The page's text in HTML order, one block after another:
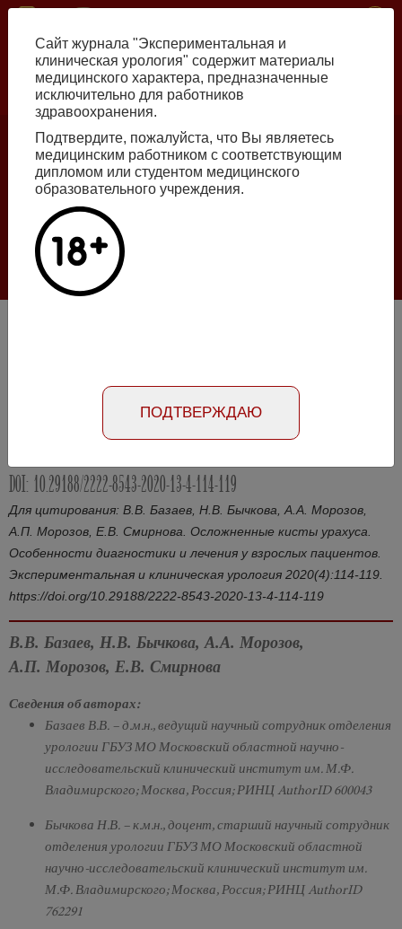
Перейти
основному
содержанию
Номер №2, 2026
Галлюцинации больших языковых моделей
в клинической урологии
Номер №4, 2020- стр. 114-119
Абстракт на русском языке
Абстракт на английском языке
DOI: 10.29188/2222-8543-2020-13-4-114-119
Для цитирования: В.В. Базаев, Н.В. Бычкова, А.А. Морозов,
А.П. Морозов, Е.В. Смирнова. Осложненные кисты урахуса.
Особенности диагностики и лечения у взрослых пациентов.
Экспериментальная и клиническая урология 2020(4):114-119.
https://doi.org/10.29188/2222-8543-2020-13-4-114-119
В.В. Базаев, Н.В. Бычкова, А.А. Морозов,
А.П. Морозов, Е.В. Смирнова
Сведения об авторах:
Базаев В.В. – д.м.н., ведущий научный сотрудник отделения
урологии ГБУЗ МО Московский областной научно-
исследовательский клинический институт им. М.Ф.
Владимирского; Москва, Россия; РИНЦ AuthorID 600043
Бычкова Н.В. – к.м.н., доцент, старший научный сотрудник
отделения урологии ГБУЗ МО Московский областной
научно-исследовательский клинический институт им.
М.Ф. Владимирского; Москва, Россия; РИНЦ AuthorID
762291
Сайт журнала "Экспериментальная и
клиническая урология" содержит материалы
медицинского характера, предназначенные
исключительно для работников
здравоохранения.
Подтвердите, пожалуйста, что Вы являетесь
медицинским работником с соответствующим
дипломом или студентом медицинского
образовательного учреждения.
ПОДТВЕРЖДАЮ